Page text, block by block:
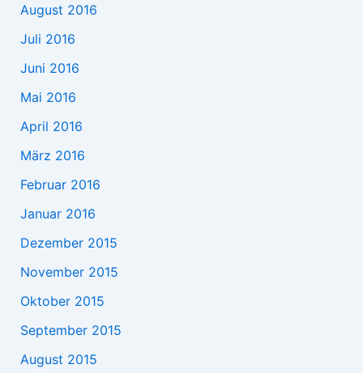
August 2016
Juli 2016
Juni 2016
Mai 2016
April 2016
März 2016
Februar 2016
Januar 2016
Dezember 2015
November 2015
Oktober 2015
September 2015
August 2015